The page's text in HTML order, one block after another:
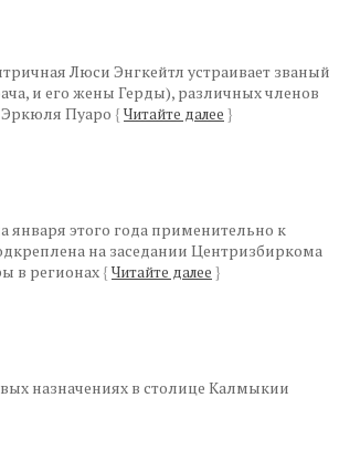
Люси Энгкейтл устраивает званый
и его жены Герды), различных членов
Эркюля Пуаро { Читайте далее }
этого года применительно к
на заседании Центризбиркома
в регионах { Читайте далее }
назначениях в столице Калмыкии